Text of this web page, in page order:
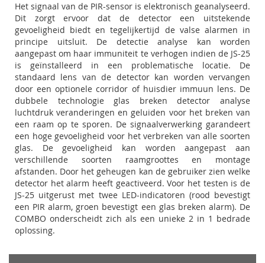
Het signaal van de PIR-sensor is elektronisch geanalyseerd.
Dit zorgt ervoor dat de detector een uitstekende
gevoeligheid biedt en tegelijkertijd de valse alarmen in
principe uitsluit. De detectie analyse kan worden
aangepast om haar immuniteit te verhogen indien de JS-25
is geïnstalleerd in een problematische locatie. De
standaard lens van de detector kan worden vervangen
door een optionele corridor of huisdier immuun lens. De
dubbele technologie glas breken detector analyse
luchtdruk veranderingen en geluiden voor het breken van
een raam op te sporen. De signaalverwerking garandeert
een hoge gevoeligheid voor het verbreken van alle soorten
glas. De gevoeligheid kan worden aangepast aan
verschillende soorten raamgroottes en montage
afstanden. Door het geheugen kan de gebruiker zien welke
detector het alarm heeft geactiveerd. Voor het testen is de
JS-25 uitgerust met twee LED-indicatoren (rood bevestigt
een PIR alarm, groen bevestigt een glas breken alarm). De
COMBO onderscheidt zich als een unieke 2 in 1 bedrade
oplossing.